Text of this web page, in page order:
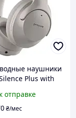
наушники
Plus with
отправке
₴/мес